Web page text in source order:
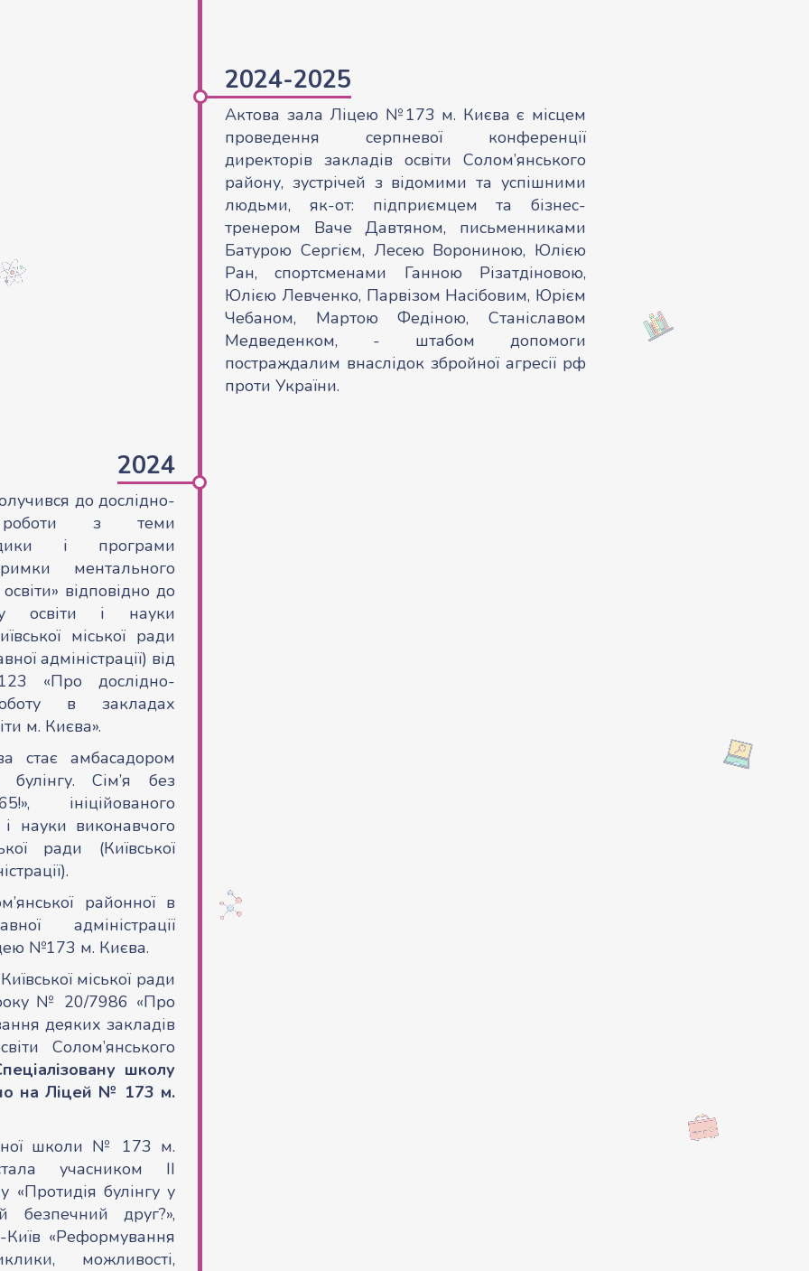
2024
до дослідно-
роботи з теми
і програми
ментального
відповідно до
освіти і науки
міської ради
адміністрації) від
«Про дослідно-
в закладах
м. Києва».
амбасадором
Сім’я без
ініційованого
науки виконавчого
ради (Київської
районної в
адміністрації
№173 м. Києва.
міської ради
№ 20/7986 «Про
деяких закладів
Солом’янського
школу
на Ліцей № 173 м.
школи № 173 м.
учасником ІІ
«Протидія булінгу у
безпечний друг?»,
Київ «Реформування
можливості,
2024-2025
Актова зала Ліцею №173 м. Києва є місцем
проведення серпневої конференції
директорів закладів освіти Солом’янського
району, зустрічей з відомими та успішними
людьми, як-от: підприємцем та бізнес-
тренером Ваче Давтяном, письменниками
Батурою Сергієм, Лесею Ворониною, Юлією
Ран, спортсменами Ганною Різатдіновою,
Юлією Левченко, Парвізом Насібовим, Юрієм
Чебаном, Мартою Федіною, Станіславом
Медведенком, - штабом допомоги
постраждалим внаслідок збройної агресії рф
проти України.